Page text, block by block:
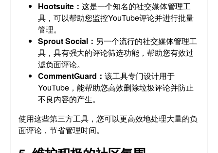
Hootsuite：这是一个知名的社交媒体管理工
具，可以帮助您监控YouTube评论并进行批量
管理。
Sprout Social： 另一个流行的社交媒体管理工
具，具有强大的评论筛选功能，帮助您有效过
滤负面评论。
CommentGuard：该工具专门设计用于
YouTube，能帮助您高效删除垃圾评论并防止
不良内容的产生。
使用这些第三方工具，您可以更高效地处理大量的负
面评论，节省管理时间。